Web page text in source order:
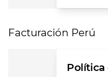
Facturación Perú
Política